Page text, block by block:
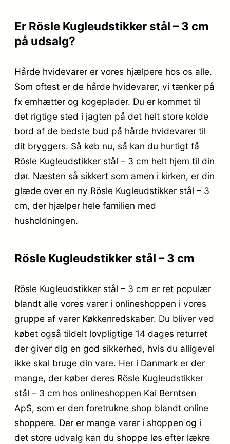
Er Rösle Kugleudstikker stål – 3 cm
på udsalg?
Hårde hvidevarer er vores hjælpere hos os alle.
Som oftest er de hårde hvidevarer, vi tænker på
fx emhætter og kogeplader. Du er kommet til
det rigtige sted i jagten på det helt store kolde
bord af de bedste bud på hårde hvidevarer til
dit bryggers. Så køb nu, så kan du hurtigt få
Rösle Kugleudstikker stål – 3 cm helt hjem til din
dør. Næsten så sikkert som amen i kirken, er din
glæde over en ny Rösle Kugleudstikker stål – 3
cm, der hjælper hele familien med
husholdningen.
Rösle Kugleudstikker stål – 3 cm
Rösle Kugleudstikker stål – 3 cm er ret populær
blandt alle vores varer i onlineshoppen i vores
gruppe af varer Køkkenredskaber. Du bliver ved
købet også tildelt lovpligtige 14 dages returret
der giver dig en god sikkerhed, hvis du alligevel
ikke skal bruge din vare. Her i Danmark er der
mange, der køber deres Rösle Kugleudstikker
stål – 3 cm hos onlineshoppen Kai Berntsen
ApS, som er den foretrukne shop blandt online
shoppere. Der er mange varer i shoppen og i
det store udvalg kan du shoppe løs efter lækre